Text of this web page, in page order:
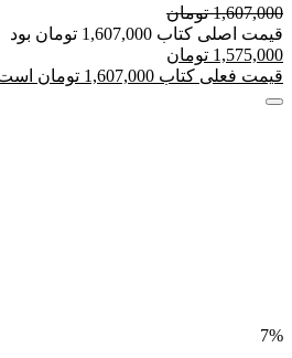
1,607,000 تومان
قیمت اصلی کتاب 1,607,000 تومان بود
1,575,000 تومان
قیمت فعلی کتاب 1,607,000 تومان است
7%